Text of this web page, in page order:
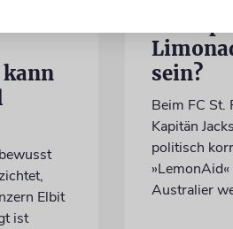
Elbit
ist
Kann
sein?
Beim FC St.
Kapitän
politisch
Australier